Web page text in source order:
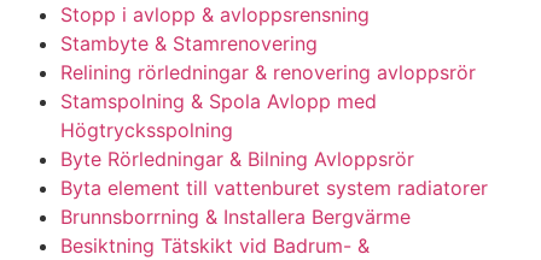
Stopp i avlopp & avloppsrensning
Stambyte & Stamrenovering
Relining rörledningar & renovering avloppsrör
Stamspolning & Spola Avlopp med
Högtrycksspolning
Byte Rörledningar & Bilning Avloppsrör
Byta element till vattenburet system radiatorer
Brunnsborrning & Installera Bergvärme
Besiktning Tätskikt vid Badrum- &